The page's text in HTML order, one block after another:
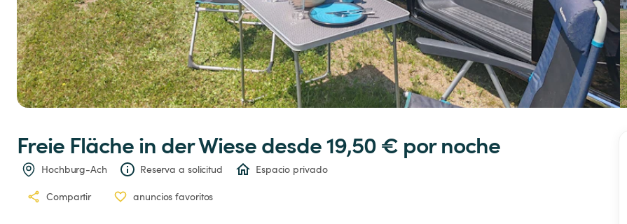
Freie Flächein derWiese desde 19,50 € por noche
Hochburg-Ach Reserva a solicitud Espacio privado
Compartir anuncios favoritos